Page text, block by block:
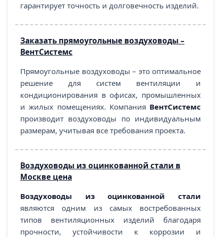
гарантирует точность и долговечность изделий.
Заказать прямоугольные воздуховоды –
ВентСистемс
Прямоугольные воздуховоды – это оптимальное
решение для систем вентиляции и
кондиционирования в офисах, промышленных
и жилых помещениях. Компания ВентСистемс
производит воздуховоды по индивидуальным
размерам, учитывая все требования проекта.
Воздуховоды из оцинкованной стали в
Москве цена
Воздуховоды из оцинкованной стали
являются одним из самых востребованных
типов вентиляционных изделий благодаря
прочности, устойчивости к коррозии и